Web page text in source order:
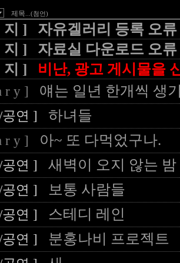
제목 ...(첨언)
] 자유겔러리 등록 오류
] 자료실 다운로드 오류
] 비난, 광고 게시물을
r y ] 얘는 일년 한개씩 생
연 ] 하녀들
r y ] 아~ 또 다먹었구나.
연 ] 새벽이 오지 않는 밤
연 ] 보통 사람들
연 ] 스테디 레인
연 ] 분홍나비 프로젝트